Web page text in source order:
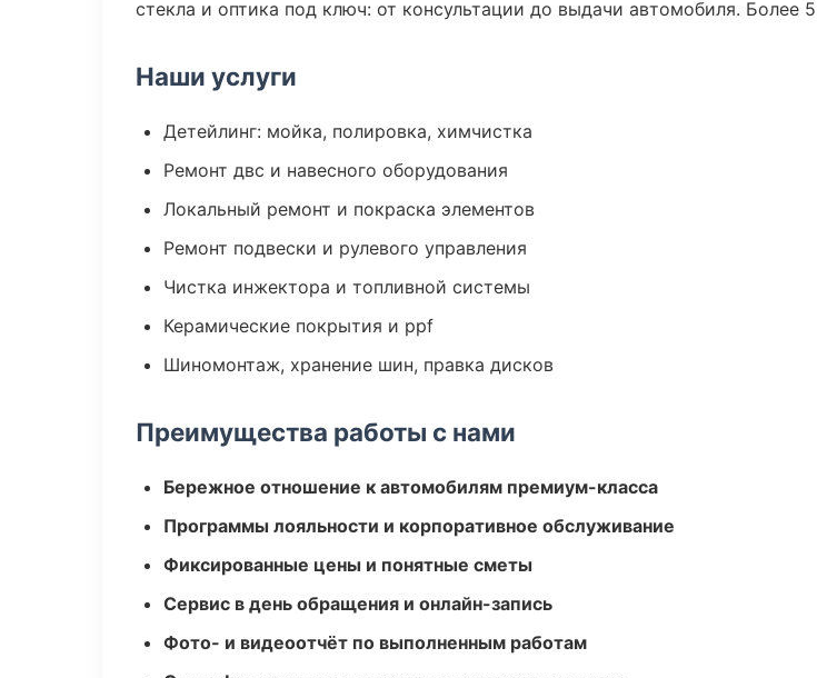
стекла и оптика под ключ: от консультации до выдачи автомобиля. Более
Наши услуги
Детейлинг: мойка, полировка, химчистка
Ремонт двс и навесного оборудования
Локальный ремонт и покраска элементов
Ремонт подвески и рулевого управления
Чистка инжектора и топливной системы
Керамические покрытия и ppf
Шиномонтаж, хранение шин, правка дисков
Преимущества работы с нами
Бережное отношение к автомобилям премиум-класса
Программы лояльности и корпоративное обслуживание
Фиксированные цены и понятные сметы
Сервис в день обращения и онлайн-запись
Фото- и видеоотчёт по выполненным работам